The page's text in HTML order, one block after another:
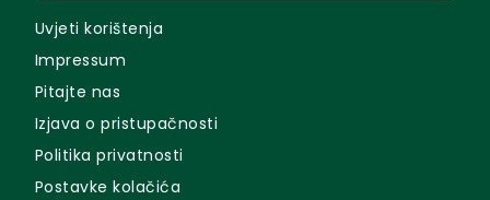
Uvjeti korištenja
Impressum
Pitajte nas
Izjava o pristupačnosti
Politika privatnosti
Postavke kolačića